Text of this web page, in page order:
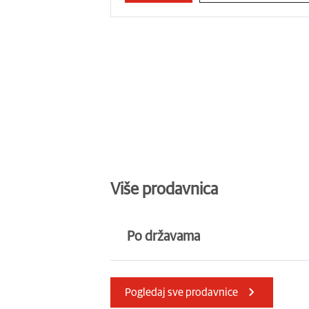
Više prodavnica
Po državama
Румунија
Pogledaj sve prodavnice